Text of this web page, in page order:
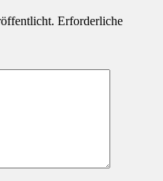
Erforderliche